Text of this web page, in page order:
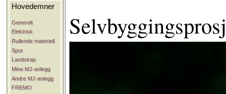
Hovedemner
Generelt
Elektrisk
Rullende materiell
Spor
Landskap
Mine MJ-anlegg
Andre MJ-anlegg
FREMO